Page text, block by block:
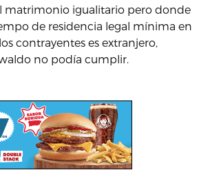
matrimonio igualitario pero donde
de residencia legal mínima en
contrayentes es extranjero,
no podía cumplir.